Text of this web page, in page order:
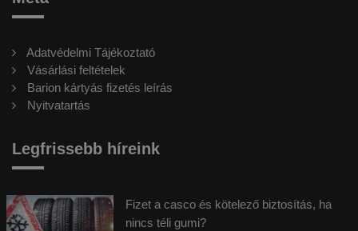
Adatvédelmi Tájékoztató
Vásárlási feltételek
Barion kártyás fizetés leírás
Nyitvatartás
Legfrissebb híreink
Fizet a casco és kötelező biztosítás, ha
nincs téli gumi?